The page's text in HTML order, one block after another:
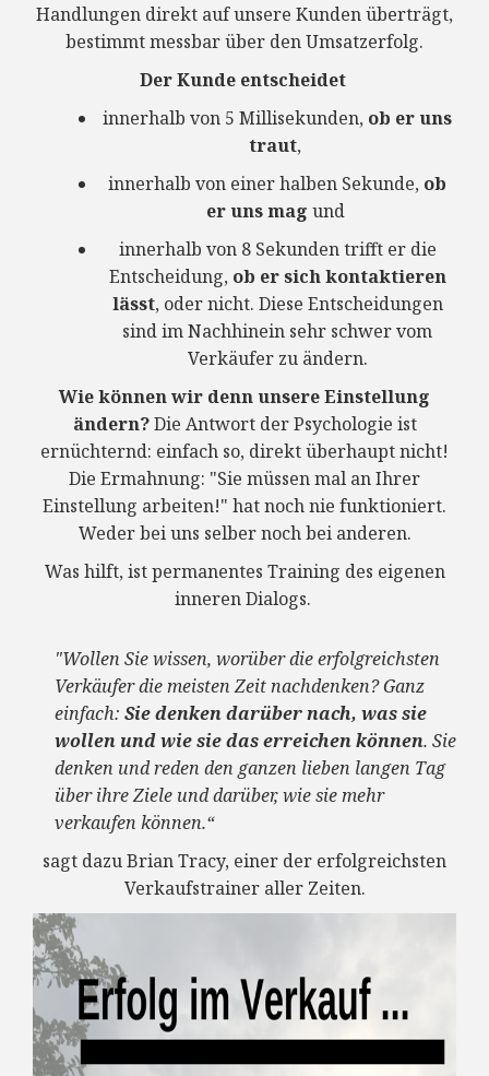
Handlungen direkt auf unsere Kunden überträgt,
bestimmt messbar über den Umsatzerfolg.
Der Kunde entscheidet
innerhalb von 5 Millisekunden, ob er uns
traut,
innerhalb von einer halben Sekunde, ob
er uns mag und
innerhalb von 8 Sekunden trifft er die
Entscheidung, ob er sich kontaktieren
lässt, oder nicht. Diese Entscheidungen
sind im Nachhinein sehr schwer vom
Verkäufer zu ändern.
Wie können wir denn unsere Einstellung
ändern?Die Antwort der Psychologie ist
ernüchternd: einfach so, direkt überhaupt nicht!
Die Ermahnung: "Sie müssen mal an Ihrer
Einstellung arbeiten!" hat noch nie funktioniert.
Weder bei uns selber noch bei anderen.
Was hilft, ist permanentes Training des eigenen
inneren Dialogs.
"Wollen Sie wissen, worüber die erfolgreichsten
Verkäufer die meisten Zeit nachdenken? Ganz
einfach: Sie denken darüber nach, was sie
wollen und wie sie das erreichen können. Sie
denken und reden den ganzen lieben langen Tag
über ihre Ziele und darüber, wie sie mehr
verkaufen können.“
sagt dazu Brian Tracy, einer der erfolgreichsten
Verkaufstrainer aller Zeiten.